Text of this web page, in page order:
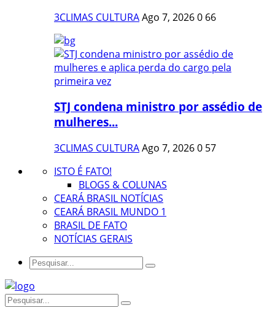
3CLIMAS CULTURAAgo 7, 20260 66
STJ condena ministro por assédio de
mulheres...
3CLIMAS CULTURAAgo 7, 20260 57
ISTO É FATO!
BLOGS & COLUNAS
CEARÁ BRASIL NOTÍCIAS
CEARÁ BRASIL MUNDO 1
BRASIL DE FATO
NOTÍCIAS GERAIS